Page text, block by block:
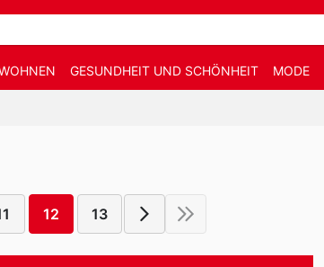
GESUNDHEIT UND SCHÖNHEIT MODE
12 13